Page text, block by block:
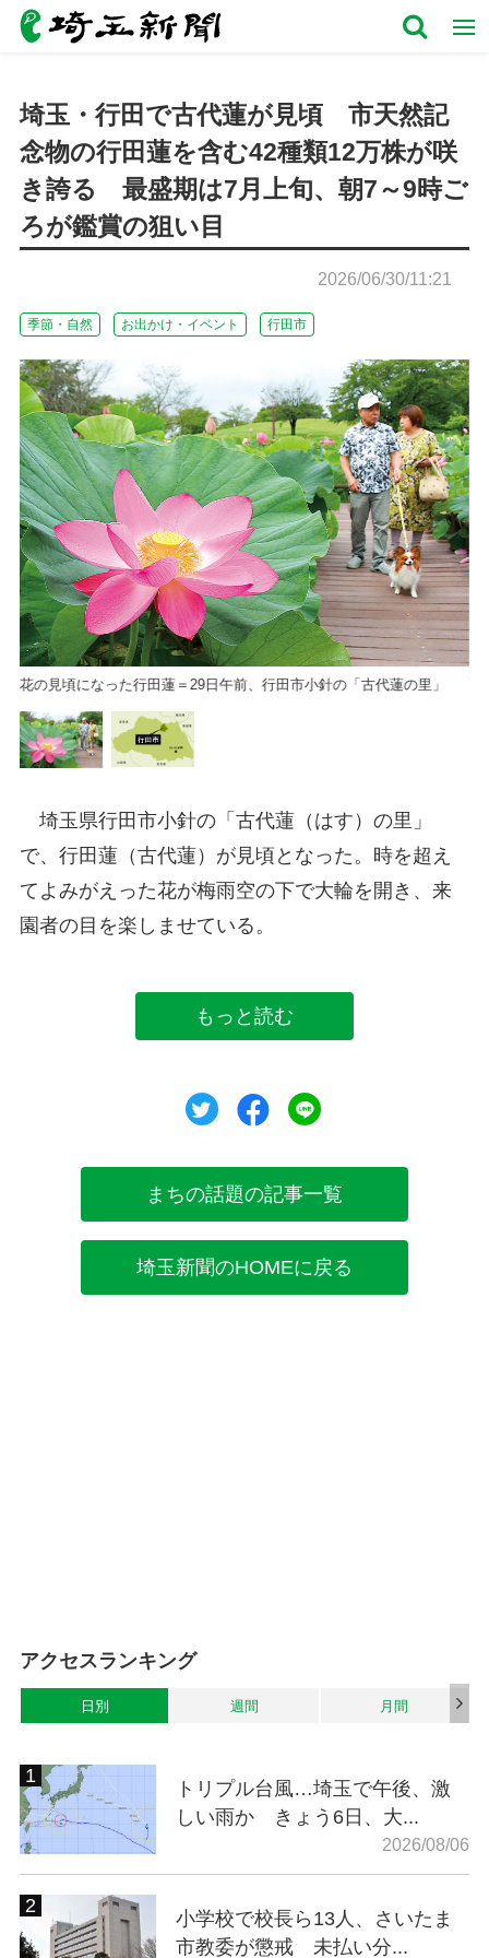
埼玉・行田で古代蓮が見頃 市天然記
念物の行田蓮を含む42種類12万株が咲
き誇る 最盛期は7月上旬、朝7～9時ご
ろが鑑賞の狙い目
2026/06/30/11:21
季節・自然 お出かけ・イベント 行田市
花の見頃になった行田蓮＝29日午前、行田市小針の「古代蓮の里」
埼玉県行田市小針の「古代蓮（はす）の里」
で、行田蓮（古代蓮）が見頃となった。時を超え
てよみがえった花が梅雨空の下で大輪を開き、来
園者の目を楽しませている。
もっと読む
ツイートシェア
まちの話題の記事一覧
埼玉新聞のHOMEに戻る
アクセスランキング
日別 週間 月間
トリプル台風…埼玉で午後、激
しい雨か きょう6日、大...
2026/08/06
小学校で校長ら13人、さいたま
市教委が懲戒 未払い分...